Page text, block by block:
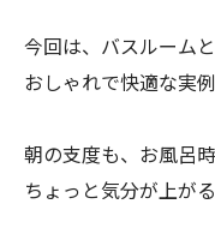
今回は、バスルーム
おしゃれで快適な実
朝の支度も、お風呂時
ちょっと気分が上が